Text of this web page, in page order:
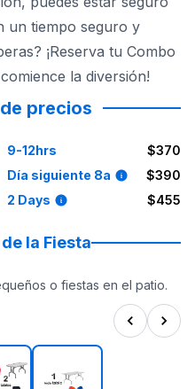
un tiempo seguro y
¡Reserva tu Combo
la diversión!
precios
9-12hrs
$370
Día siguiente 8a
$390
2 Days
$455
la Fiesta
o fiestas en el patio.